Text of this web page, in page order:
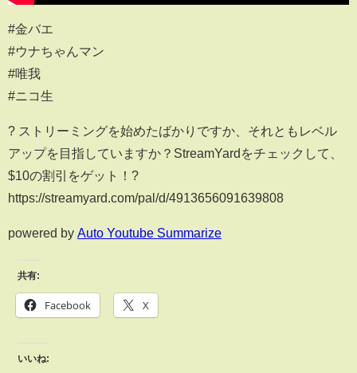
#金バエ
#ウナちゃんマン
#唯我
#ニコ生
?️ ストリーミングを始めたばかりですか、それともレベル
アップを目指していますか？StreamYardをチェックして、
$10の割引をゲット！?
https://streamyard.com/pal/d/4913656091639808
powered by Auto Youtube Summarize
共有:
Facebook X
いいね: